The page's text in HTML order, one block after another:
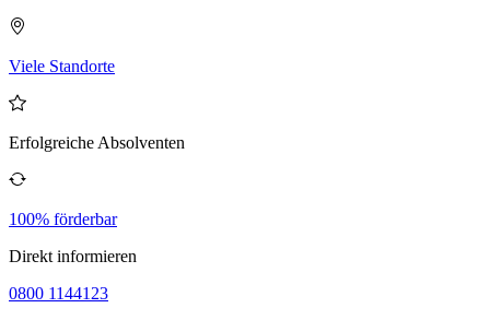
Viele Standorte
Erfolgreiche Absolventen
100% förderbar
Direkt informieren
0800 1144123